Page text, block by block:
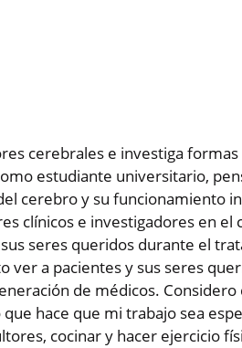
cerebrales e investiga
estudiante universitario,
cerebro y su funcionamiento
clínicos e investigadores en el
seres queridos durante el
a pacientes y sus seres
de médicos. Considero
hace que mi trabajo sea
cocinar y hacer ejercicio